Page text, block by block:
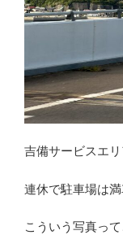
吉備サービスエリ
連休で駐車場は
こういう写真っ